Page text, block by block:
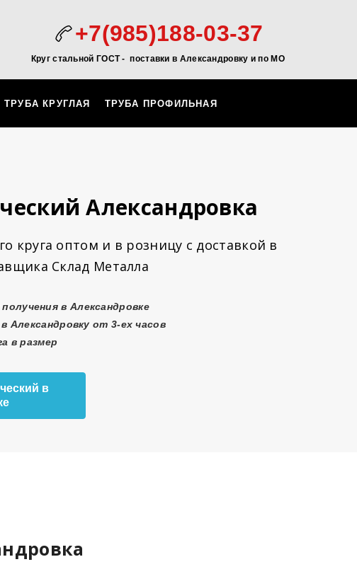
+7(985)188-03-37
Круг стальной ГОСТ - поставки в Александровку и по МО
ТРУБА КРУГЛАЯ ТРУБА ПРОФИЛЬНАЯ
Александровка
круга оптом и в розницу с доставкой в
Склад Металла
в Александровке
Александровку от 3-ех часов
в размер
в